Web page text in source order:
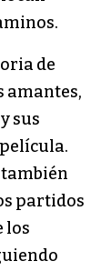
de
amantes,
sus
partidos
los